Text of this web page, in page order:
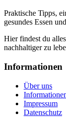
Praktische Tipps,
gesundes Essen
Hier findest du
nachhaltiger zu
Informationen
Über uns
Impressum
Datenschutz